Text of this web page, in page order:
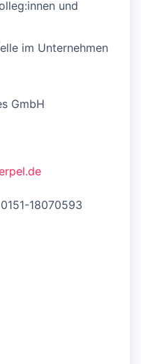
und
im Unternehmen
GmbH
18070593